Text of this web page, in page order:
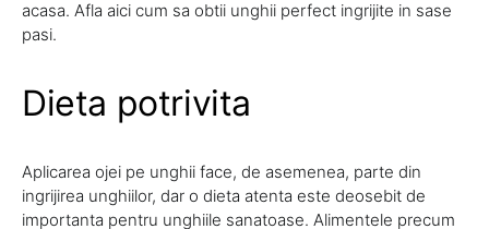
acasa. Afla aici cum sa obtii unghii perfect ingrijite in sase
pasi.
Dieta potrivita
Aplicarea ojei pe unghii face, de asemenea, parte din
ingrijirea unghiilor, dar o dieta atenta este deosebit de
importanta pentru unghiile sanatoase. Alimentele precum